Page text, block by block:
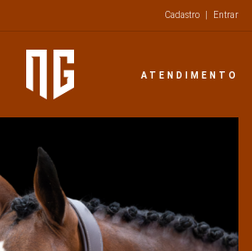
Cadastro Entrar
ATENDIMENTO